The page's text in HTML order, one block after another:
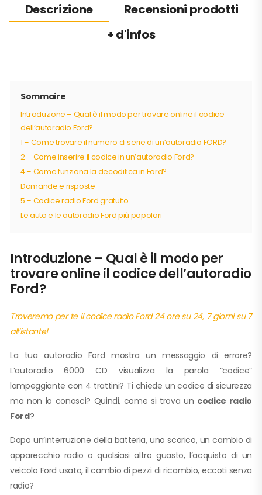
Descrizione
Recensioni prodotti
+ d'infos
Sommaire
Introduzione – Qual è il modo per trovare online il codice
dell’autoradio Ford?
1 – Come trovare il numero di serie di un’autoradio FORD?
2 – Come inserire il codice in un’autoradio Ford?
4 – Come funziona la decodifica in Ford?
Domande e risposte
5 – Codice radio Ford gratuito
Le auto e le autoradio Ford più popolari
Introduzione – Qual è il modo per
trovare online il codice dell’autoradio
Ford?
Troveremo per te il codice radio Ford 24 ore su 24, 7 giorni su 7
all’istante!
La tua autoradio Ford mostra un messaggio di errore?
L’autoradio 6000 CD visualizza la parola “codice”
lampeggiante con 4 trattini? Ti chiede un codice di sicurezza
ma non lo conosci? Quindi, come si trova un codice radio
Ford?
Dopo un’interruzione della batteria, uno scarico, un cambio di
apparecchio radio o qualsiasi altro guasto, l’acquisto di un
veicolo Ford usato, il cambio di pezzi di ricambio, eccoti senza
radio?